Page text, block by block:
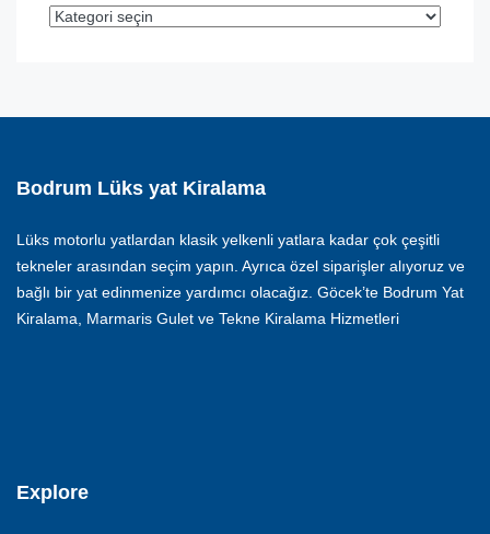
Bodrum Lüks yat Kiralama
Lüks motorlu yatlardan klasik yelkenli yatlara kadar çok çeşitli
tekneler arasından seçim yapın. Ayrıca özel siparişler alıyoruz ve
bağlı bir yat edinmenize yardımcı olacağız. Göcek’te Bodrum Yat
Kiralama, Marmaris Gulet ve Tekne Kiralama Hizmetleri
Explore